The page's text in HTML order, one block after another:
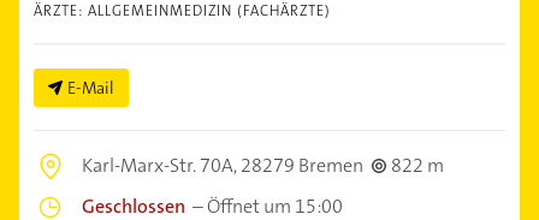
ÄRZTE: ALLGEMEINMEDIZIN (FACHÄRZTE)
E-Mail
Karl-Marx-Str. 70A,28279 Bremen
822 m
Geschlossen –Öffnet um 15:00